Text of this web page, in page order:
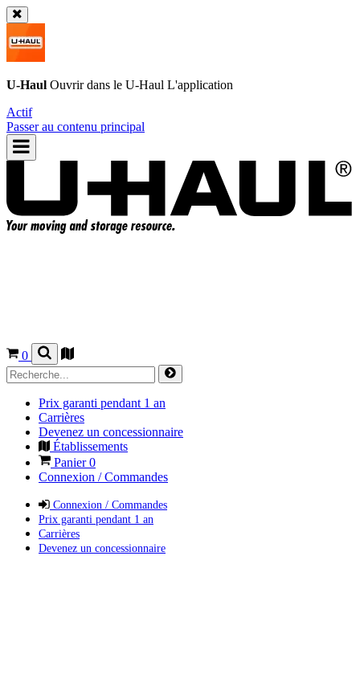
U-Haul Ouvrir dans le U-Haul L'application
Actif
Passer au contenu principal
0
Prix garanti pendant 1 an
Carrières
Devenez un concessionnaire
Établissements
Panier0
Connexion / Commandes
Connexion / Commandes
Prix garanti pendant 1 an
Carrières
Devenez un concessionnaire